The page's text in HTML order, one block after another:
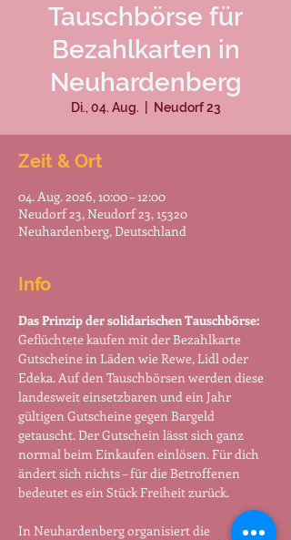
Tauschbörse für
Bezahlkarten in
Neuhardenberg
Di., 04. Aug. Neudorf 23
Zeit & Ort
04. Aug. 2026, 10:00 – 12:00
Neudorf 23, Neudorf 23, 15320
Neuhardenberg, Deutschland
Info
Das Prinzip der solidarischen Tauschbörse:
Geflüchtete kaufen mit der Bezahlkarte
Gutscheine in Läden wie Rewe, Lidl oder
Edeka. Auf den Tauschbörsen werden diese
landesweit einsetzbaren und ein Jahr
gültigen Gutscheine gegen Bargeld
getauscht. Der Gutschein lässt sich ganz
normal beim Einkaufen einlösen. Für dich
ändert sich nichts – für die Betroffenen
bedeutet es ein Stück Freiheit zurück.
In Neuhardenberg organisiert die